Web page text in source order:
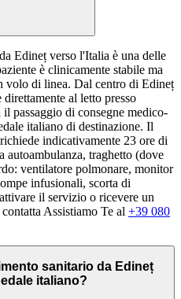
Edineț verso l'Italia è una delle
è clinicamente stabile ma
volo di linea. Dal centro di Edineț
al letto presso
passaggio di consegne medico-
italiano di destinazione. Il
indicativamente 23 ore di
autoambulanza, traghetto (dove
ventilatore polmonare, monitor
infusionali, scorta di
il servizio o ricevere un
Assistiamo Te al +39 080
sanitario da Edineț
italiano?